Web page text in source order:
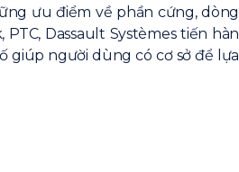
ưu điểm về phần cứng,
Dassault Systèmes tiến
người dùng có cơ sở để